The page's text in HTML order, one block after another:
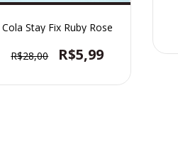
Cola Stay Fix Ruby Rose
R$28,00 R$5,99